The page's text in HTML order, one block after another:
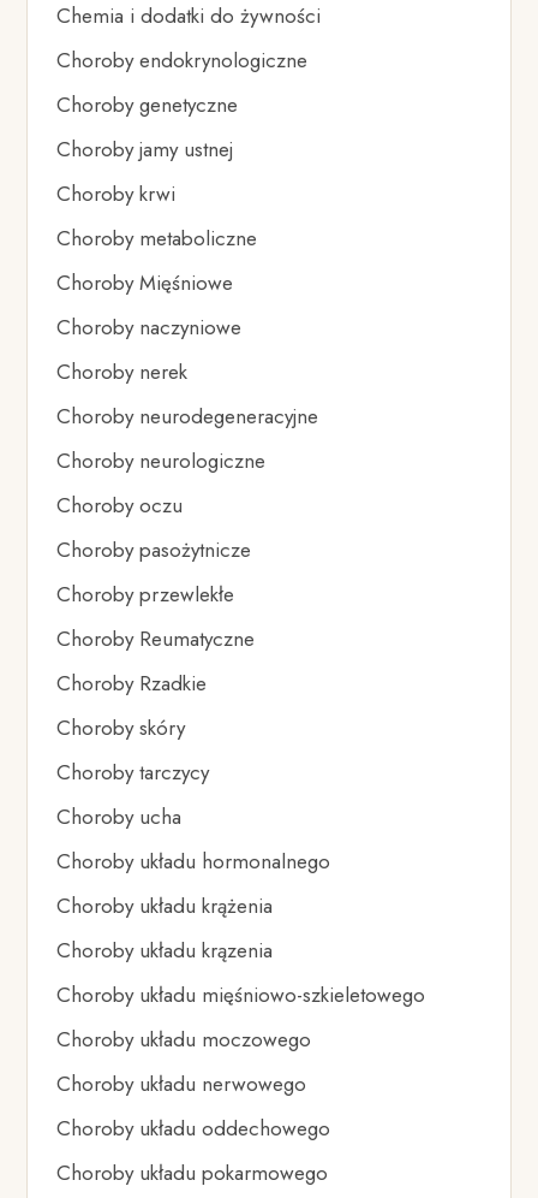
Chemia i dodatki do żywności
Choroby endokrynologiczne
Choroby genetyczne
Choroby jamy ustnej
Choroby krwi
Choroby metaboliczne
Choroby Mięśniowe
Choroby naczyniowe
Choroby nerek
Choroby neurodegeneracyjne
Choroby neurologiczne
Choroby oczu
Choroby pasożytnicze
Choroby przewlekłe
Choroby Reumatyczne
Choroby Rzadkie
Choroby skóry
Choroby tarczycy
Choroby ucha
Choroby układu hormonalnego
Choroby układu krążenia
Choroby układu krązenia
Choroby układu mięśniowo-szkieletowego
Choroby układu moczowego
Choroby układu nerwowego
Choroby układu oddechowego
Choroby układu pokarmowego